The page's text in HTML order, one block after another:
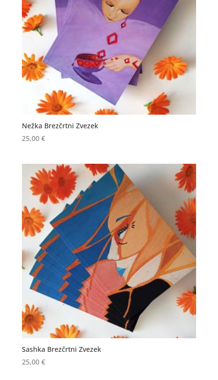
Nežka Brezčrtni Zvezek
25,00 €
Sashka Brezčrtni Zvezek
25,00 €